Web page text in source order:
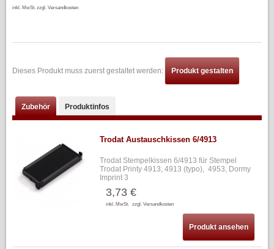
inkl. MwSt. zzgl. Versandkosten
Dieses Produkt muss zuerst gestaltet werden: Produkt gestalten
Zubehör Produktinfos
Trodat Austauschkissen 6/4913
Trodat Stempelkissen 6/4913 für Stempel
Trodat Printy 4913, 4913 (typo), 4953, Dormy
Imprint 3
3,73 €
inkl. MwSt. zzgl. Versandkosten
Produkt ansehen